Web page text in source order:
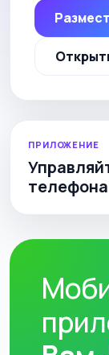
ПРИЛОЖЕНИЕ
телефона